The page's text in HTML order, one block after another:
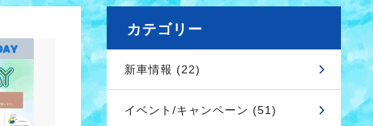
カテゴリー
新車情報 (22)
イベント/キャンペーン (51)